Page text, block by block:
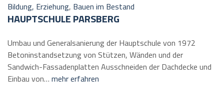
Bildung, Erziehung, Bauen im Bestand
HAUPTSCHULE PARSBERG
Umbau und Generalsanierung der Hauptschule von 1972
Betoninstandsetzung von Stützen, Wänden und der
Sandwich-Fassadenplatten Ausschneiden der Dachdecke und
Einbau von… mehr erfahren